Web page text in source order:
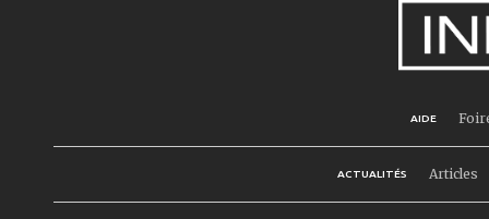
AIDE
ACTUALITÉS Articles